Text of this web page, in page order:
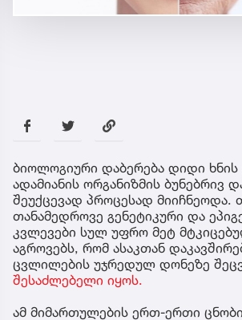
ბიოლოგიური დაბერება დიდი ხნის
ადამიანის ორგანიზმის ბუნებრივ
შეუქცევად პროცესად მიიჩნეოდა.
თანამედროვე გენეტიკური და
კვლევები სულ უფრო მეტ
აგროვებს, რომ ასაკთან
ცვლილების უჯრედულ დონეზე
შესაძლებელი იყოს.
ამ მიმართულების ერთ-ერთი